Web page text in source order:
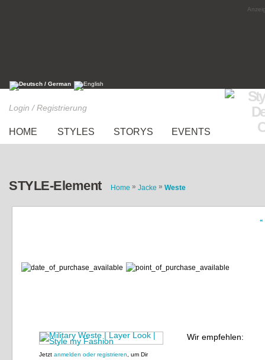
Login / Registrierung
HOME STYLES STORYS EVENTS
STYLE-Element Home » Jacke » Weste
«
Jetzt anmelden oder registrieren , um Dir
Wir empfehlen: